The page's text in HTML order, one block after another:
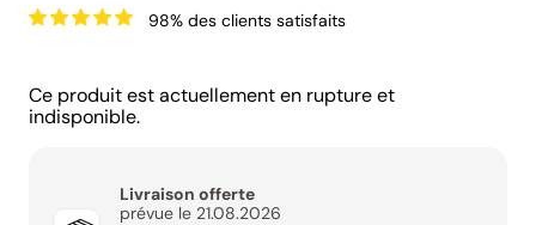
98% des clients satisfaits
Ce produit est actuellement en rupture et
indisponible.
Livraison offerte
prévue le 21.08.2026